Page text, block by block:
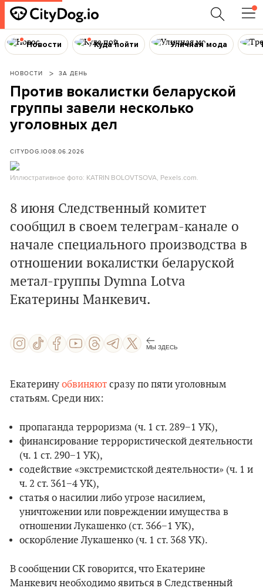
Новости Куда пойти Уличная мода
НОВОСТИ ЗА ДЕНЬ
Против вокалистки беларуской
группы завели несколько
уголовных дел
CITYDOG.IO08.06.2026
Иллюстративное фото: KATRIN BOLOVTSOVA, Pexels.com.
8 июня Следственный комитет
сообщил в своем телеграм-канале о
начале специального производства в
отношении вокалистки беларуской
метал-группы Dymna Lotva
Екатерины Манкевич.
МЫ ЗДЕСЬ
Екатерину обвиняют сразу по пяти уголовным
статьям. Среди них:
пропаганда терроризма (ч. 1 ст. 289−1 УК),
финансирование террористической деятельности
(ч. 1 ст. 290−1 УК),
содействие «экстремистской деятельности» (ч. 1 и
ч. 2 ст. 361−4 УК),
статья о насилии либо угрозе насилием,
уничтожении или повреждении имущества в
отношении Лукашенко (ст. 366−1 УК),
оскорбление Лукашенко (ч. 1 ст. 368 УК).
В сообщении СК говорится, что Екатерине
Манкевич необходимо явиться в Следственный